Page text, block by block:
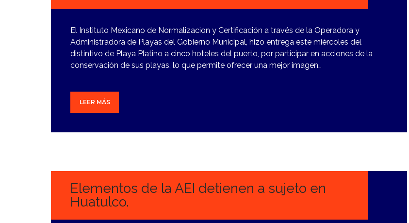
El Instituto Mexicano de Normalizacion y Certificación a través de la Operadora y
Administradora de Playas del Gobierno Municipal, hizo entrega este miércoles del
distintivo de Playa Platino a cinco hoteles del puerto, por participar en acciones de la
conservación de sus playas, lo que permite ofrecer una mejor imagen…
LEER MÁS
Elementos de la AEI detienen a sujeto en
Huatulco.